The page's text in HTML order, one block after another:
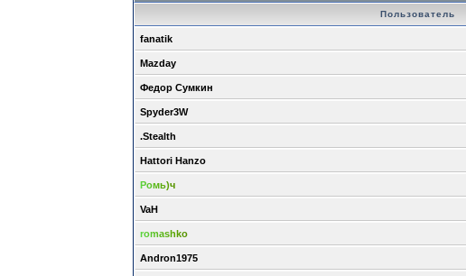
Пользователь
fanatik
Mazday
Федор Сумкин
Spyder3W
.Stealth
Hattori Hanzo
Ромь)ч
VaH
romashko
Andron1975